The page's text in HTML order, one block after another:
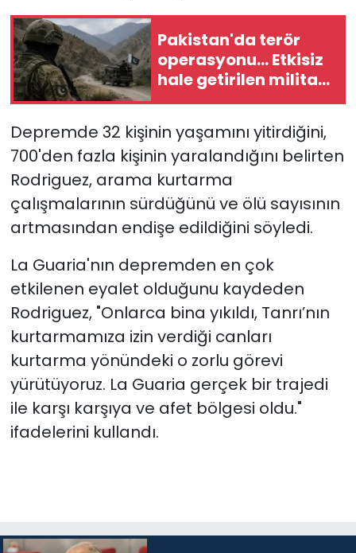
Pakistan'da terör
operasyonu... Etkisiz
hale getirilen militan
sayısı 83'e yükseldi
Depremde 32 kişinin yaşamını yitirdiğini,
700'den fazla kişinin yaralandığını belirten
Rodriguez, arama kurtarma
çalışmalarının sürdüğünü ve ölü sayısının
artmasından endişe edildiğini söyledi.
La Guaria'nın depremden en çok
etkilenen eyalet olduğunu kaydeden
Rodriguez, "Onlarca bina yıkıldı, Tanrı’nın
kurtarmamıza izin verdiği canları
kurtarma yönündeki o zorlu görevi
yürütüyoruz. La Guaria gerçek bir trajedi
ile karşı karşıya ve afet bölgesi oldu."
ifadelerini kullandı.
Video Galeri
YAŞAM
Yazarlar